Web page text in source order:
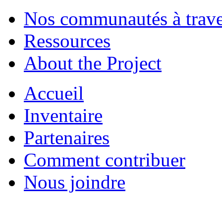
Nos communautés à
Ressources
About the Project
Accueil
Inventaire
Partenaires
Comment contribuer
Nous joindre